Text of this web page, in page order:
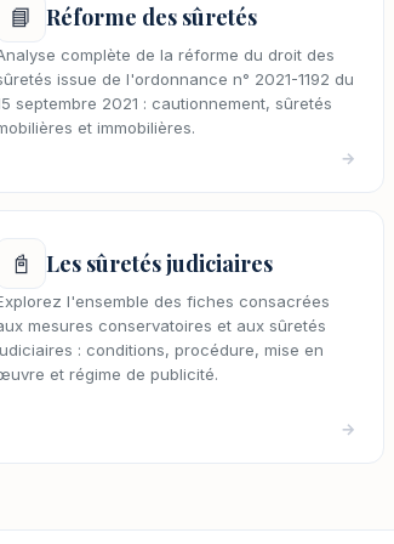
📘 Réforme des sûretés
complète de la réforme du droit des
issue de l'ordonnance n° 2021-1192 du
septembre 2021 : cautionnement, sûretés
et immobilières.
→
📓 Les sûretés judiciaires
l'ensemble des fiches consacrées
mesures conservatoires et aux sûretés
: conditions, procédure, mise en
et régime de publicité.
→